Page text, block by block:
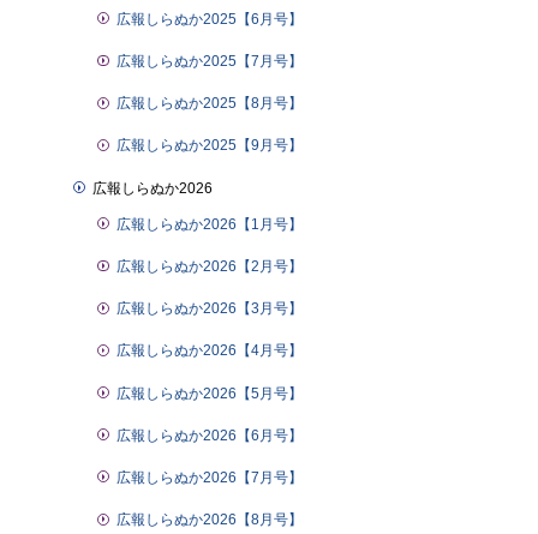
広報しらぬか2025【6月号】
広報しらぬか2025【7月号】
広報しらぬか2025【8月号】
広報しらぬか2025【9月号】
広報しらぬか2026
広報しらぬか2026【1月号】
広報しらぬか2026【2月号】
広報しらぬか2026【3月号】
広報しらぬか2026【4月号】
広報しらぬか2026【5月号】
広報しらぬか2026【6月号】
広報しらぬか2026【7月号】
広報しらぬか2026【8月号】